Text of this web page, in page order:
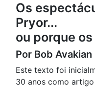
Os
Pryor...
ou porque
Por Bob Avakian
Este texto foi
30 anos como